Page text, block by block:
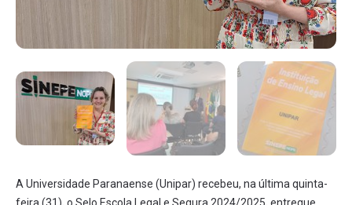
A Universidade Paranaense (Unipar) recebeu, na última quinta-